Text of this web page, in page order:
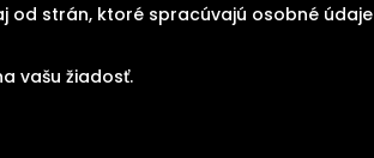
od strán, ktoré spracúvajú osobné údaje
vašu žiadosť.